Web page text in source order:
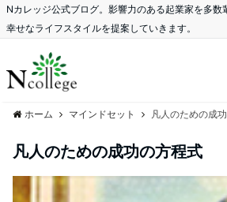
Nカレッジ公式ブログ。影響力のある起業家を多数
幸せなライフスタイルを提案していきます。
ホーム マインドセット 凡人のための成
凡人のための成功の方程式